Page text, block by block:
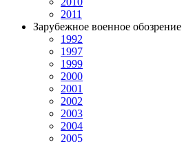
2011
Зарубежное военное обозрение
1992
1997
1999
2000
2001
2002
2003
2004
2005